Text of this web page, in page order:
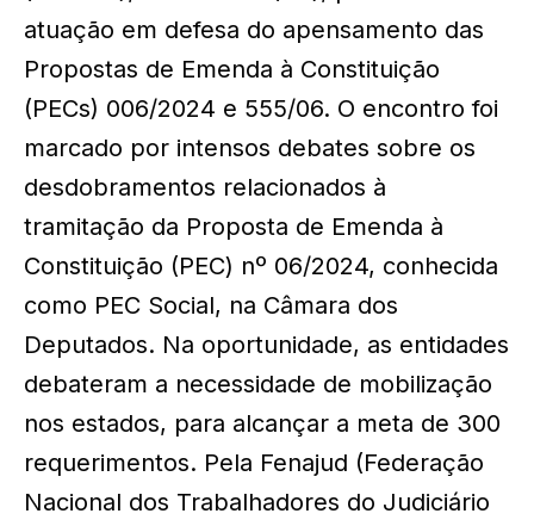
atuação em defesa do apensamento das
Propostas de Emenda à Constituição
(PECs) 006/2024 e 555/06. O encontro foi
marcado por intensos debates sobre os
desdobramentos relacionados à
tramitação da Proposta de Emenda à
Constituição (PEC) nº 06/2024, conhecida
como PEC Social, na Câmara dos
Deputados. Na oportunidade, as entidades
debateram a necessidade de mobilização
nos estados, para alcançar a meta de 300
requerimentos. Pela Fenajud (Federação
Nacional dos Trabalhadores do Judiciário